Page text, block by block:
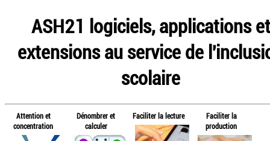
ASH21 logiciels, applications et
extensions au service de
scolaire
Attention et
concentration
Dénombrer et
calculer
Faciliter la lecture
Faciliter la
production